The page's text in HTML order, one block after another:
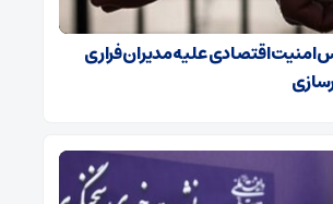
امنیت اقتصادی علیه مدیران فراری